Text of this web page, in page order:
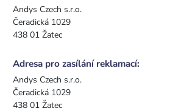
Andys Czech s.r.o.
Čeradická 1029
438 01 Žatec
Adresa pro zasílání reklamací:
Andys Czech s.r.o.
Čeradická 1029
438 01 Žatec